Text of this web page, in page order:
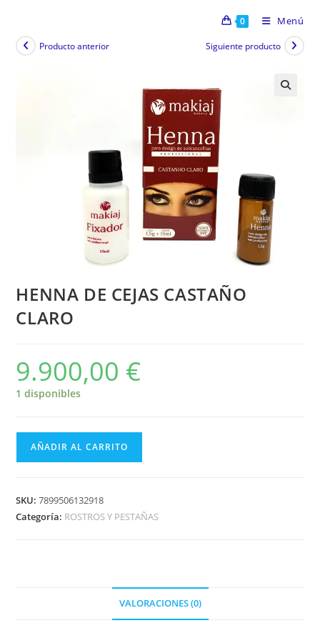
0 Menú
Producto anterior Siguiente producto
HENNA DE CEJAS CASTAÑO
CLARO
9.900,00 €
1 disponibles
AÑADIR AL CARRITO
SKU:7899506132918
Categoría: ROSTROS Y PESTAÑAS
VALORACIONES (0)